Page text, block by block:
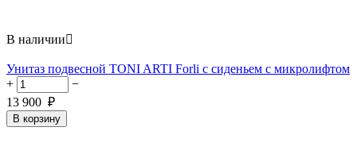
В наличии
Унитаз подвесной TONI ARTI Forli с сиденьем с микролифтом
+
−
13 900 ₽
В корзину